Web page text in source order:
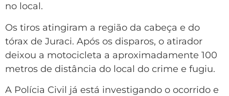
no local.
Os tiros atingiram a região da cabeça e do
tórax de Juraci. Após os disparos, o atirador
deixou a motocicleta a aproximadamente 100
metros de distância do local do crime e fugiu.
A Polícia Civil já está investigando o ocorrido e